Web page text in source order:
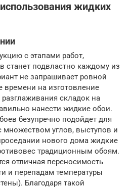
жидких
с этапами работ,
станет подвластно каждому из
не запрашивает ровной
времени на изготовление
складок на
нанести жидкие обои.
безупречно подойдет для
углов, выступов и
нового дома жидкие
традиционным обоям.
отличная переносимость
и перепадам температуры
Благодаря такой